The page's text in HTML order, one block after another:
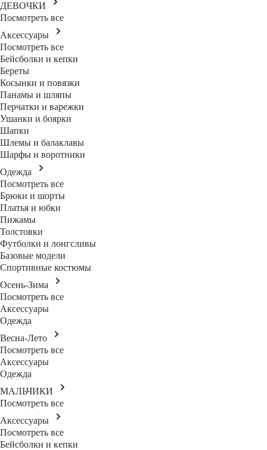
ДЕВОЧКИ
Посмотреть все
Аксессуары
Посмотреть все
Бейсболки и кепки
Береты
Косынки и повязки
Панамы и шляпы
Перчатки и варежки
Ушанки и боярки
Шапки
Шлемы и балаклавы
Шарфы и воротники
Одежда
Посмотреть все
Брюки и шорты
Платья и юбки
Пижамы
Толстовки
Футболки и лонгсливы
Базовые модели
Спортивные костюмы
Осень-Зима
Посмотреть все
Аксессуары
Одежда
Весна-Лето
Посмотреть все
Аксессуары
Одежда
МАЛЬЧИКИ
Посмотреть все
Аксессуары
Посмотреть все
Бейсболки и кепки